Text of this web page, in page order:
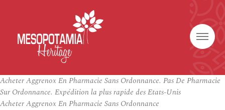
Acheter Aggrenox En Pharmacie Sans Ordonnance. Pas De Pharmacie
Sur Ordonnance. Expédition la plus rapide des Etats-Unis
Acheter Aggrenox En Pharmacie Sans Ordonnance